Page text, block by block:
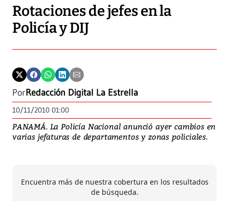
Rotaciones de jefes en la
Policía y DIJ
PorRedacción Digital La Estrella
10/11/2010 01:00
PANAMÁ. La Policía Nacional anunció ayer cambios en
varias jefaturas de departamentos y zonas policiales.
Encuentra más de nuestra cobertura en los resultados
de búsqueda.